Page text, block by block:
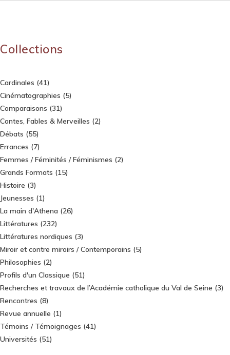
Collections
Cardinales (41)
Cinématographies (5)
Comparaisons (31)
Contes, Fables & Merveilles (2)
Débats (55)
Errances (7)
Femmes / Féminités / Féminismes (2)
Grands Formats (15)
Histoire (3)
Jeunesses (1)
La main d'Athena (26)
Littératures (232)
Littératures nordiques (3)
Miroir et contre miroirs / Contemporains (5)
Philosophies (2)
Profils d'un Classique (51)
Recherches et travaux de l’Académie catholique du Val de Seine (3)
Rencontres (8)
Revue annuelle (1)
Témoins / Témoignages (41)
Universités (51)